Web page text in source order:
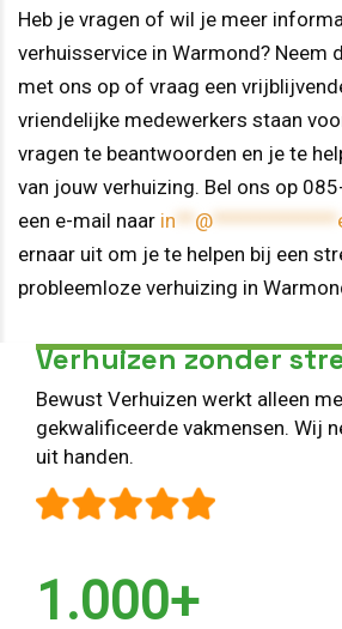
Heb je vragen of wil je meer
verhuisservice in Warmond? Neem
met ons op of vraag een
vriendelijke medewerkers staan
vragen te beantwoorden en je te
van jouw verhuizing. Bel ons op
een e-mail naar in ** @ *************
ernaar uit om je te helpen bij een
probleemloze verhuizing in
Verhuizen zonder
Bewust Verhuizen werkt alleen
gekwalificeerde vakmensen. Wij
uit handen.
1.000+